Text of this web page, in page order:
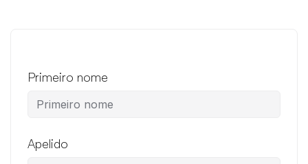
Primeiro nome
Apelido